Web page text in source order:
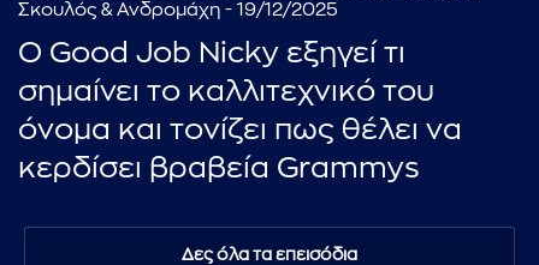
Σκουλός & Ανδρομάχη - 19/12/2025
O Good Job Nicky εξηγεί τι
σημαίνει το καλλιτεχνικό του
όνομα και τονίζει πως θέλει να
κερδίσει βραβεία Grammys
Δες όλα τα επεισόδια